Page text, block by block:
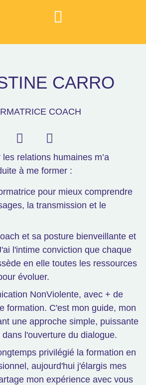
CARRO
COACH
relations humaines m’a
à me former :
pour mieux comprendre
la transmission et le
et sa posture bienveillante et
l'intime conviction que chaque
en elle toutes les ressources
évoluer.
NonViolente, avec + de
formation. C'est mon guide, mon
une approche simple, puissante
l'ouverture du dialogue.
privilégié la formation en
aujourd'hui j'élargis mes
mon expérience avec vous